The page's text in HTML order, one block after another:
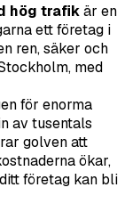
hög trafikär en
ett företag i
ren, säker och
med
för enorma
av tusentals
golven att
ökar,
företag kan bli